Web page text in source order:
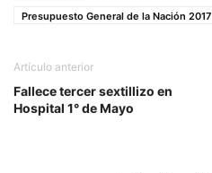
Presupuesto General de la Nación 2017
Artículo anterior
Fallece tercer sextillizo en
Hospital 1° de Mayo